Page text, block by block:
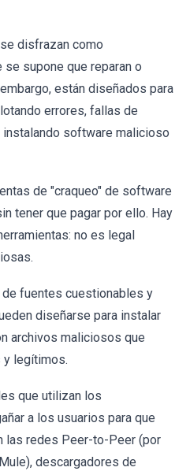
disfrazan como
supone que reparan o
están diseñados para
errores, fallas de
software malicioso
de "craqueo" de software
tener que pagar por ello. Hay
no es legal
fuentes cuestionables y
diseñarse para instalar
archivos maliciosos que
y legítimos.
que utilizan los
a los usuarios para que
las redes Peer-to-Peer (por
descargadores de